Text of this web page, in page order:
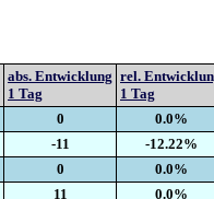
abs. Entwicklung
1 Tag
rel.
1 Tag
0
0.0%
-11
-12.22%
0
0.0%
11
0.0%